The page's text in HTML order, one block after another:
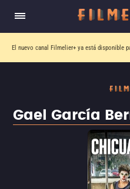
El nuevo canal Filmelier+ ya está disponible
Gael García